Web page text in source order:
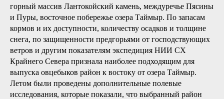
горный массив Лантокойский камень, междуречье Пясины
и Пуры, восточное побережье озера Таймыр. По запасам
кормов и их доступности, количеству осадков и толщине
снега, по защищенности предгорьями от господствующих
ветров и другим показателям экспедиция НИИ СХ
Крайнего Севера признала наиболее подходящим для
выпуска овцебыков район к востоку от озера Таймыр.
Летом были проведены дополнительные полевые
исследования, которые показали, что выбранный район